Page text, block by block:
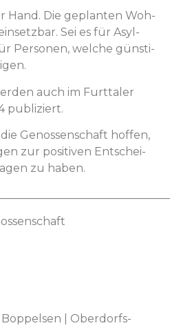
Hand. Die geplanten Woh­
Sei es für Asyl­
Per­so­n­en, welche gün­sti­
auch im Furt­taler
publiziert.
Genossen­schaft hof­fen,
zur pos­i­tiv­en Entschei­
zu haben.
| Ober­dorf­s­